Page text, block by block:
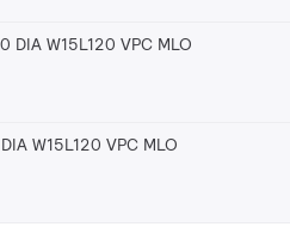
DIA W15L120 VPC MLO
W15L120 VPC MLO